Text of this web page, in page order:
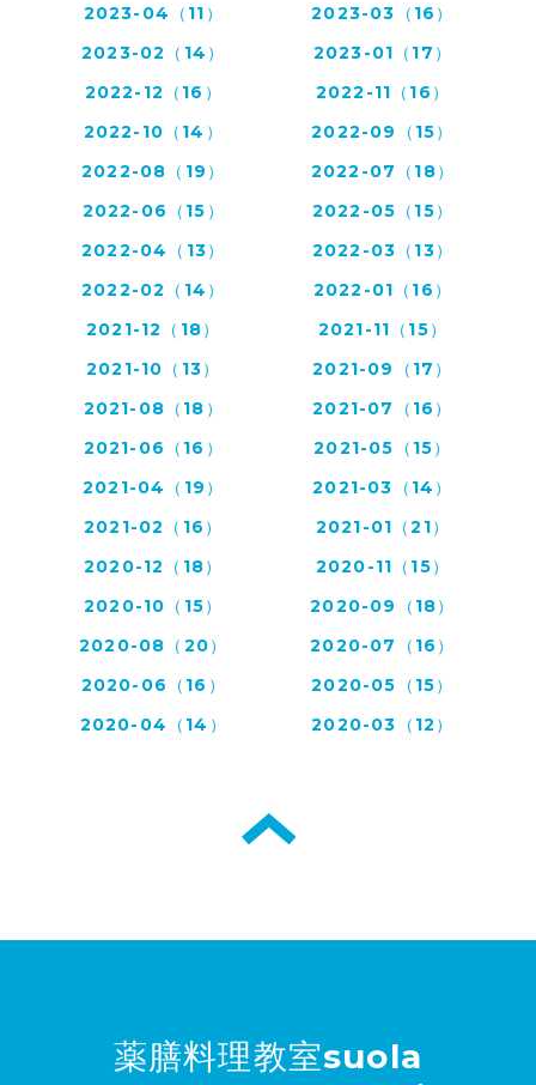
2023-04（11）
2023-03（16）
2023-02（14）
2023-01（17）
2022-12（16）
2022-11（16）
2022-10（14）
2022-09（15）
2022-08（19）
2022-07（18）
2022-06（15）
2022-05（15）
2022-04（13）
2022-03（13）
2022-02（14）
2022-01（16）
2021-12（18）
2021-11（15）
2021-10（13）
2021-09（17）
2021-08（18）
2021-07（16）
2021-06（16）
2021-05（15）
2021-04（19）
2021-03（14）
2021-02（16）
2021-01（21）
2020-12（18）
2020-11（15）
2020-10（15）
2020-09（18）
2020-08（20）
2020-07（16）
2020-06（16）
2020-05（15）
2020-04（14）
2020-03（12）
薬膳料理教室suola